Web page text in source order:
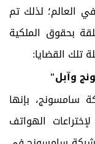
العالم؛ لذلك تم
بحقوق الملكية
تلك القضايا:
وآبل"
سامسونج، بإنها
الهواتف